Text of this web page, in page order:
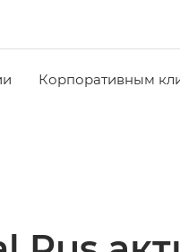
Корпоративным